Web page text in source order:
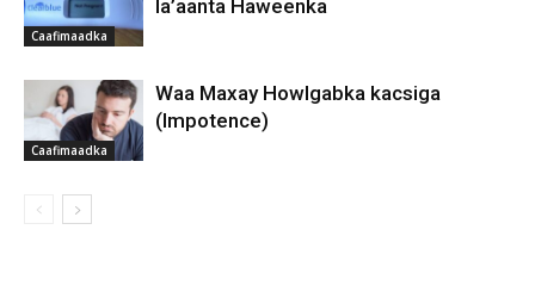
Caafimaadka
la’aanta Haweenka
Caafimaadka
Waa Maxay Howlgabka kacsiga
(Impotence)